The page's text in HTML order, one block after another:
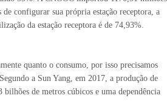
configurar sua própria estação receptora, a
da estação receptora é de 74,93%.
quanto o consumo, por isso precisamos
a Sun Yang, em 2017, a produção de
de metros cúbicos e uma dependência